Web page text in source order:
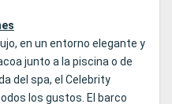
en un entorno elegante y
junto a la piscina o de
del spa, el Celebrity
los gustos. El barco